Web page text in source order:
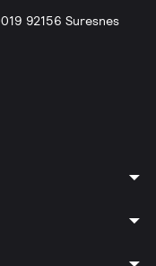
92156 Suresnes